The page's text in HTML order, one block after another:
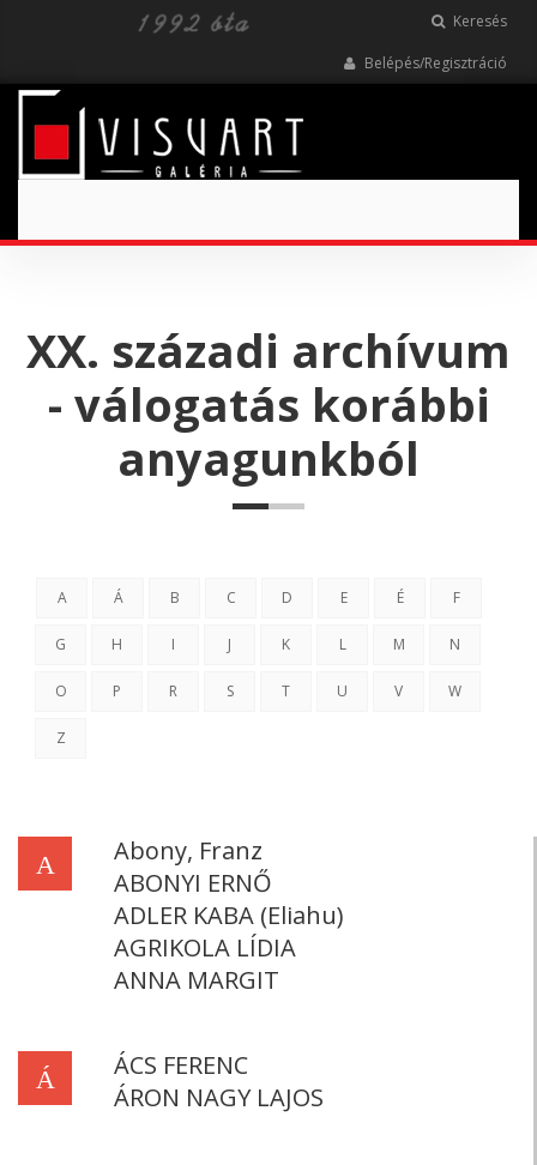
Keresés
Belépés/Regisztráció
XX. századi archívum
- válogatás korábbi
anyagunkból
A Á B C D E É F
G H I J K L M N
O P R S T U V W
Z
A
Abony, Franz
ABONYI ERNŐ
ADLER KABA (Eliahu)
AGRIKOLA LÍDIA
ANNA MARGIT
Á
ÁCS FERENC
ÁRON NAGY LAJOS